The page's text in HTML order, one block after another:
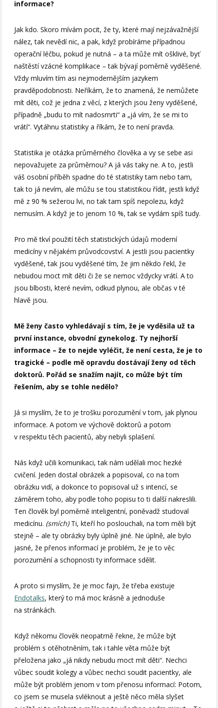
informace?
Jak kdo. Skoro mívám pocit, že ty, které mají nejzávažnější
nález, tak nevědí nic, a pak, když probíráme případnou
operační léčbu, pokud je nutná – a ta může mít ošklivé, byť
naštěstí vzácné komplikace – tak bývají poměrně vyděšené.
Vždy mluvím tím asi nejmodernějším jazykem
pravděpodobnosti. Neříkám, že to znamená, že nemůžete
mít děti, což je jedna z věcí, z kterých jsou ženy vyděšené,
případně „budu to mít nadosmrti“ a „já vím, že se mi to
vrátí“. Vytáhnu statistiky a říkám, že to není pravda.
Statistika je otázka průměrného člověka a vy se sebe asi
nepovažujete za průměrnou? A já vás taky ne. A to, jestli
váš osobní příběh spadne do té statistiky tam nebo tam,
tak to já nevím, ale můžu se tou statistikou řídit, jestli když
mě z 90 % sežerou lvi, no tak tam spíš nepolezu, když
nemusím. A když je to jenom 10 %, tak se vydám spíš tudy.
Pro mě tkví použití těch statistických údajů moderní
medicíny v nějakém průvodcovství. A jestli jsou pacientky
vyděšené, tak jsou vyděšené tím, že jim někdo řekl, že
nebudou moct mít děti či že se nemoc vždycky vrátí. A to
jsou blbosti, které nevím, odkud plynou, ale občas v té
hlavě jsou.
Mě ženy často vyhledávají s tím, že je vyděsila už ta
první instance, obvodní gynekolog. Ty nejhorší
informace – že to nejde vyléčit, že není cesta, že je to
tragické – podle mě opravdu dostávají ženy od těch
doktorů. Pořád se snažím najít, co může být tím
řešením, aby se tohle nedělo?
Já si myslím, že to je trošku porozumění v tom, jak plynou
informace. A potom ve výchově doktorů a potom
v respektu těch pacientů, aby nebyli splašení.
Nás když učili komunikaci, tak nám udělali moc hezké
cvičení. Jeden dostal obrázek a popisoval, co na tom
obrázku vidí, a dokonce to popisoval už s intencí, se
záměrem toho, aby podle toho popisu to ti další nakreslili.
Ten člověk byl poměrně inteligentní, poněvadž studoval
medicínu. (smích)Ti, kteří ho poslouchali, na tom měli být
stejně – ale ty obrázky byly úplně jiné. Ne úplně, ale bylo
jasné, že přenos informací je problém, že je to věc
porozumění a schopnosti ty informace sdělit.
A proto si myslím, že je moc fajn, že třeba existuje
Endotalks, který to má moc krásně a jednoduše
na stránkách.
Když někomu člověk neopatrně řekne, že může být
problém s otěhotněním, tak i tahle věta může být
přeložena jako „já nikdy nebudu moct mít děti“. Nechci
vůbec soudit kolegy a vůbec nechci soudit pacientky, ale
může být problém jenom v tom přenosu informací: Potom,
co jsem se musela svléknout a ještě něco měla slyšet